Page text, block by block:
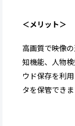
＜メリット＞
高画質で映像
知機能、人物
ウド保存を利
タを保管できま